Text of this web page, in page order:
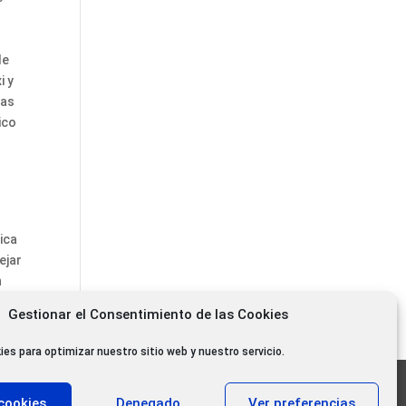
Gestionar el Consentimiento de las Cookies
para optimizar nuestro sitio web y nuestro servicio.
y
oyentes diarios